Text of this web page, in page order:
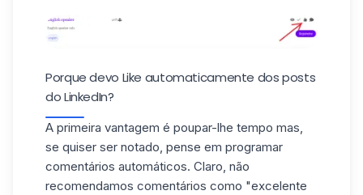
Porque devo Like automaticamente dos posts
do LinkedIn?
A primeira vantagem é poupar-lhe tempo mas,
se quiser ser notado, pense em programar
comentários automáticos. Claro, não
recomendamos comentários como "excelente